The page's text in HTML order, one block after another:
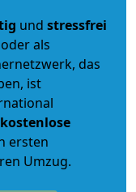
und stressfrei
oder als
das
ist
ersten
Umzug.